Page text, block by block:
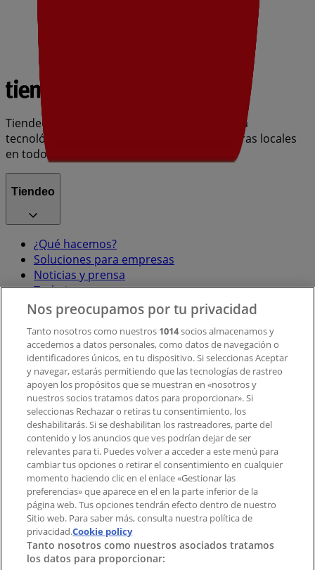
Tiendeo forma parte de Shopfully, la empresa
tecnológica que está reinventando las compras locales
en todo el mundo.
Tiendeo
¿Qué hacemos?
Soluciones para empresas
Noticias y prensa
Trabaja con nosotros
Contacto
Contacto comercial y de marketing
Tienda mal colocada en el mapa
Notificar un folleto
¿Encontraste un problema en la web o en la
aplicación?
Índices
Marcas
Negocios
Negocios cercanos
Nos preocupamos por tu privacidad
Tanto nosotros como nuestros 1014socios almacenamos y
accedemos a datos personales, como datos de navegación o
identificadores únicos, en tu dispositivo. Si seleccionas Aceptar
y navegar, estarás permitiendo que las tecnologías de rastreo
apoyen los propósitos que se muestran en «nosotros y
nuestros socios tratamos datos para proporcionar». Si
seleccionas Rechazar o retiras tu consentimiento, los
deshabilitarás. Si se deshabilitan los rastreadores, parte del
contenido y los anuncios que ves podrían dejar de ser
relevantes para ti. Puedes volver a acceder a este menú para
cambiar tus opciones o retirar el consentimiento en cualquier
momento haciendo clic en el enlace «Gestionar las
preferencias» que aparece en el en la parte inferior de la
página web. Tus opciones tendrán efecto dentro de nuestro
Sitio web. Para saber más, consulta nuestra política de
privacidad.Cookie policy
Tanto nosotros como nuestros asociados tratamos
los datos para proporcionar: